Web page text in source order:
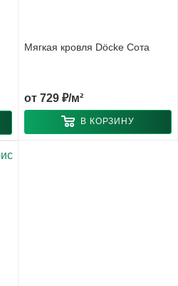
Мягкая кровля Döcke Сота
от 729 ₽/м²
В КОРЗИНУ